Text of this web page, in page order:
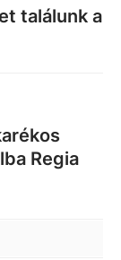
találunk a
Regia